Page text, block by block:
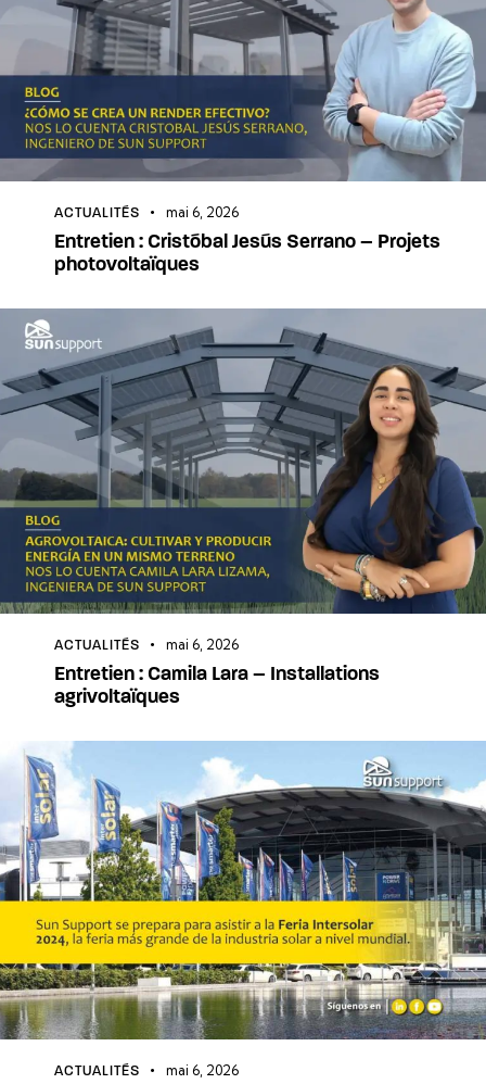
ACTUALITÉS mai 6, 2026
Entretien : Cristóbal Jesús Serrano – Projets
photovoltaïques
ACTUALITÉS mai 6, 2026
Entretien : Camila Lara – Installations
agrivoltaïques
ACTUALITÉS mai 6, 2026